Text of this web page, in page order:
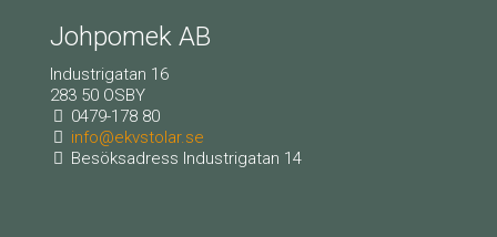
Johpomek AB
Industrigatan 16
283 50 OSBY
0479-178 80
info@ekvstolar.se
Besöksadress Industrigatan 14